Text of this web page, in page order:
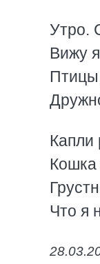
Утро.
Вижу
Капли
Кошка
Что я